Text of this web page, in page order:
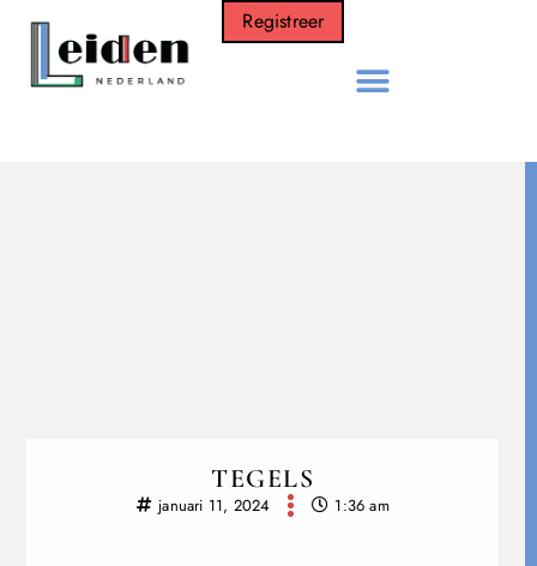
Registreer
TEGELS
januari 11, 2024 1:36 am